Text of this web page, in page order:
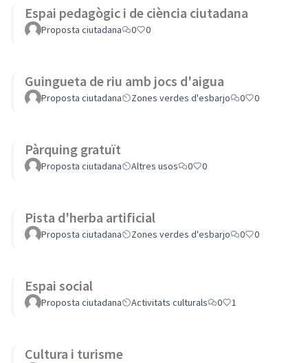
Espai pedagògic i de ciència ciutadana
Proposta ciutadana 0 0
Guingueta de riu amb jocs d'aigua
Proposta ciutadana Zones verdes d'esbarjo 0 0
Pàrquing gratuït
Proposta ciutadana Altres usos 0 0
Pista d'herba artificial
Proposta ciutadana Zones verdes d'esbarjo 0 0
Espai social
Proposta ciutadana Activitats culturals 0 1
Cultura i turisme